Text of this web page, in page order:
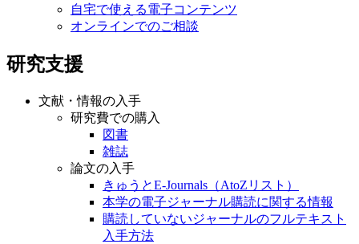
自宅で使える電子コンテンツ
オンラインでのご相談
研究支援
文献・情報の入手
研究費での購入
図書
雑誌
論文の入手
きゅうとE-Journals（AtoZリスト）
本学の電子ジャーナル購読に関する情報
購読していないジャーナルのフルテキスト
入手方法